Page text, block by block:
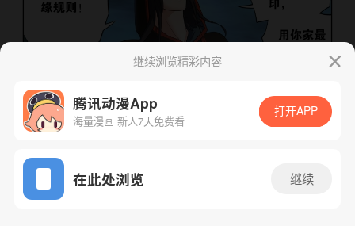
App免费看
继续浏览精彩内容
腾讯动漫App
海量漫画 新人7天免费看
打开APP
在此处浏览 继续